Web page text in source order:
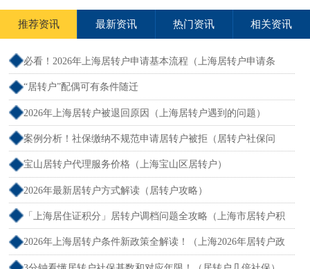
推荐资讯 最新资讯 热门资讯 相关资讯
必看！2026年上海居转户申请基本流程（上海居转户申请条
件）
“居转户”配偶可有条件随迁
2026年上海居转户被退回原因（上海居转户遇到的问题）
案例分析！社保缴纳不规范申请居转户被拒（居转户社保问
题）
宝山居转户代理服务价格（上海宝山区居转户）
2026年最新居转户方式解读（居转户攻略）
「上海居住证积分」居转户调档问题全攻略（上海市居转户积
分）
2026年上海居转户条件新政策全解读！（上海2026年居转户政